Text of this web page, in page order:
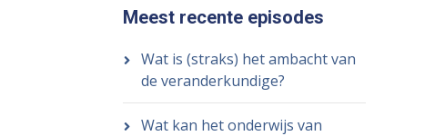
Meest recente episodes
Wat is (straks) het ambacht van
de veranderkundige?
Wat kan het onderwijs van